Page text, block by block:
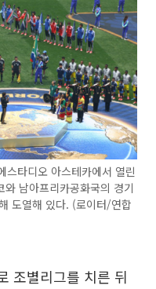
타디오 아스테카에서 열린
남아프리카공화국의 경기
도열해 있다. (로이터/연합
조별리그를 치른 뒤